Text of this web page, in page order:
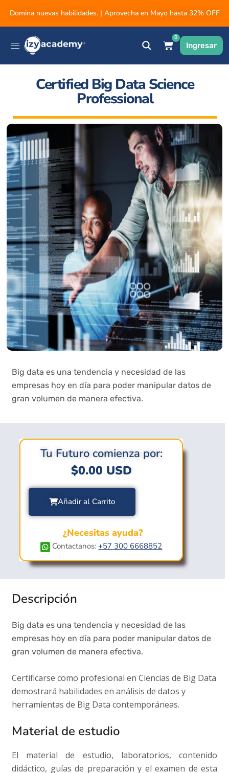
Domina nuevas habilidades. | Aprovecha en Mayo hasta 32% OFF
0
Ingresar
Certified Big Data Science
Professional
Big data es una tendencia y necesidad de las
empresas hoy en día para poder manipular datos de
gran volumen de manera efectiva.
Tu Futuro comienza por:
$0.00 USD
Añadir al Carrito
¿Necesitas ayuda?
Contactanos:+57 300 6668852
Descripción
Big data es una tendencia y necesidad de las
empresas hoy en día para poder manipular datos de
gran volumen de manera efectiva.
Certificarse como profesional en Ciencias de Big Data
demostrará habilidades en análisis de datos y
herramientas de Big Data contemporáneas.
Material de estudio
El material de estudio, laboratorios, contenido
didáctico, guías de preparación y el examen de esta